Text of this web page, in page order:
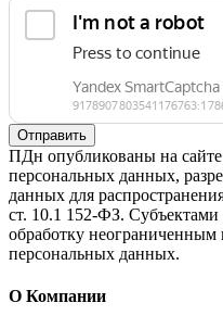
Отправить
ПДн опубликованы на сайте
персональных данных,
данных для
ст. 10.1 152-ФЗ. Субъектами
обработку
персональных данных.
О Компании